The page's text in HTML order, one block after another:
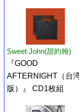
Sweet John(甜約翰)
『GOOD
AFTERNIGHT（台
版）』 CD1枚組